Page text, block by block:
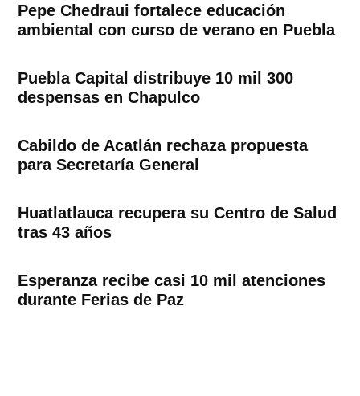
Pepe Chedraui fortalece educación
ambiental con curso de verano en Puebla
Puebla Capital distribuye 10 mil 300
despensas en Chapulco
Cabildo de Acatlán rechaza propuesta
para Secretaría General
Huatlatlauca recupera su Centro de Salud
tras 43 años
Esperanza recibe casi 10 mil atenciones
durante Ferias de Paz